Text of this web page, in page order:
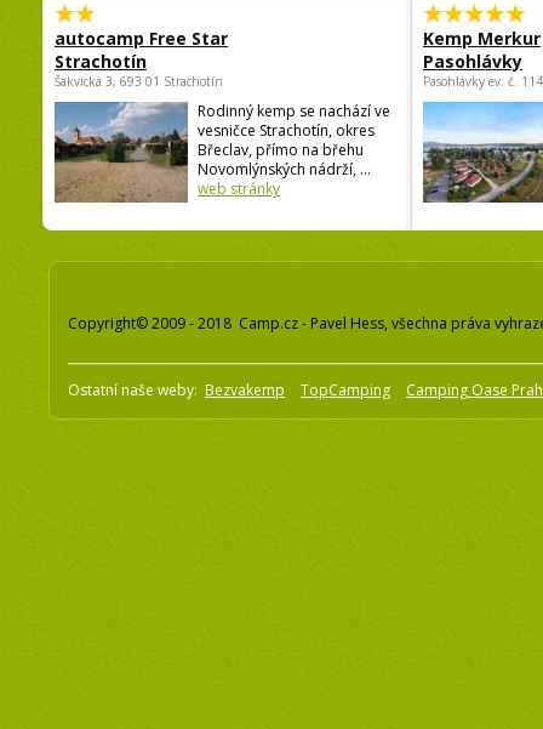
autocamp Free Star
Strachotín
Šakvická 3, 693 01 Strachotín
Rodinný kemp se nachází ve
vesničce Strachotín, okres
Břeclav, přímo na břehu
Novomlýnských nádrží, ...
web stránky
Kemp Merkur
Pasohlávky
Pasohlávky ev. č.
Copyright© 2009 - 2018 Camp.cz - Pavel Hess, všechna práva
Ostatní naše weby: Bezvakemp TopCamping Camping Oase